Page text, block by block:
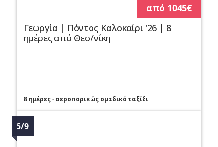
από 1045€
Γεωργία | Πόντος Καλοκαίρι '26 | 8
ημέρες από Θεσ/νίκη
8 ημέρες - αεροπορικώς ομαδικό ταξίδι
5/9